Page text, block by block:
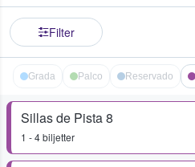
Filter
Grada Palco Reservado
Sillas de Pista 8
1 - 4 biljetter